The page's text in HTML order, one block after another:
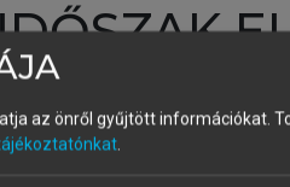
be a saját fiókoddal, iskolai
1 óra díjmentes
az önről gyűjtött információkat.
.